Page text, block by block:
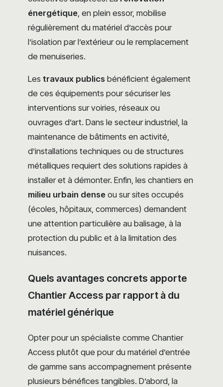
énergétique , en plein essor, mobilise
régulièrement du matériel d’accès pour
l’isolation par l’extérieur ou le remplacement
de menuiseries.
Les travaux publics bénéficient également
de ces équipements pour sécuriser les
interventions sur voiries, réseaux ou
ouvrages d’art. Dans le secteur industriel, la
maintenance de bâtiments en activité,
d’installations techniques ou de structures
métalliques requiert des solutions rapides à
installer et à démonter. Enfin, les chantiers en
milieu urbain dense ou sur sites occupés
(écoles, hôpitaux, commerces) demandent
une attention particulière au balisage, à la
protection du public et à la limitation des
nuisances.
Quels avantages concrets apporte
Chantier Access par rapport à du
matériel générique
Opter pour un spécialiste comme Chantier
Access plutôt que pour du matériel d’entrée
de gamme sans accompagnement présente
plusieurs bénéfices tangibles. D’abord, la